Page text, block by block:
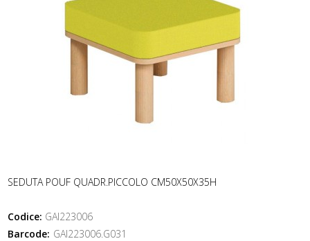
SEDUTA POUF QUADR.PICCOLO CM50X50X35H
Codice: GAI223006
Barcode: GAI223006.G031